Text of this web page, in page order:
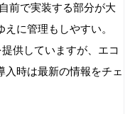
前で実装する部分が大
に管理もしやすい。
供していますが、エコ
入時は最新の情報をチェ